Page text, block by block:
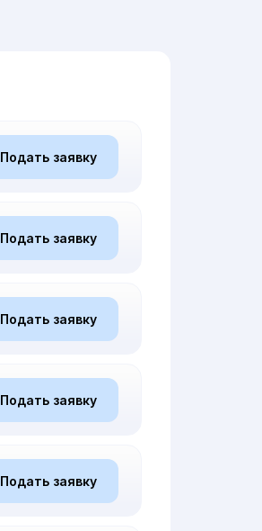
Подать заявку
Подать заявку
Подать заявку
Подать заявку
Подать заявку